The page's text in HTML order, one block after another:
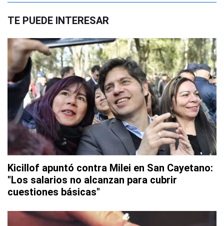
TE PUEDE INTERESAR
Kicillof apuntó contra Milei en San Cayetano:
"Los salarios no alcanzan para cubrir
cuestiones básicas"